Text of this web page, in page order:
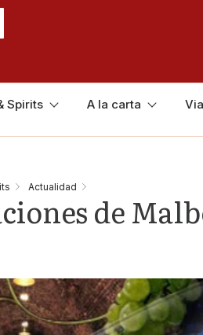
Spirits A la carta
Actualidad
de